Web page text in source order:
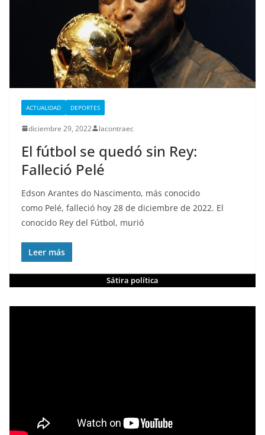
ACTUALIDAD DEPORTES
diciembre 29, 2022 lacontraec
El fútbol se quedó sin Rey:
Falleció Pelé
Edson Arantes do Nascimento, más conocido
como Pelé, falleció hoy 28 de diciembre de 2022. El
conocido Rey del Fútbol, murió
Leer más
Sátira política